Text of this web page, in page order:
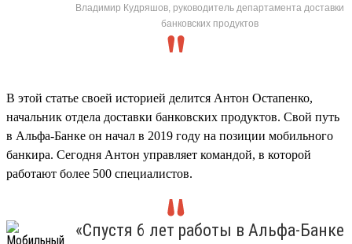
Владимир Кудряшов, руководитель департамента доставки
банковских продуктов
В этой статье своей историей делится Антон Остапенко,
начальник отдела доставки банковских продуктов. Свой путь
в Альфа-Банке он начал в 2019 году на позиции мобильного
банкира. Сегодня Антон управляет командой, в которой
работают более 500 специалистов.
«Спустя 6 лет работы в Альфа-Банке